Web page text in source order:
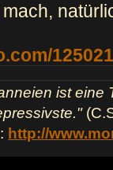
ist eine
http://